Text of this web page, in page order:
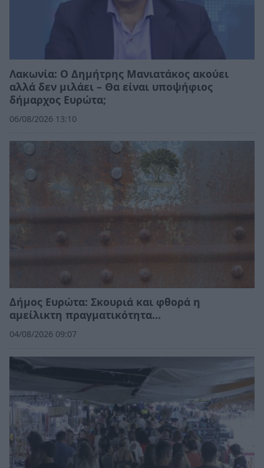
Λακωνία: Ο Δημήτρης Μανιατάκος ακούει
αλλά δεν μιλάει – Θα είναι υποψήφιος
δήμαρχος Ευρώτα;
06/08/2026 13:10
Δήμος Ευρώτα: Σκουριά και φθορά η
αμείλικτη πραγματικότητα…
04/08/2026 09:07